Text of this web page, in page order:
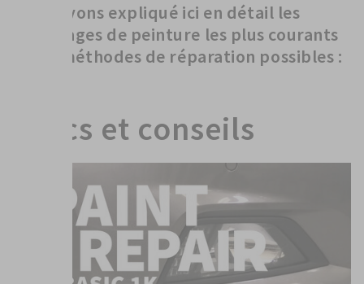
Nous avons expliqué ici en détail les
dommages de peinture les plus courants
et les méthodes de réparation possibles :
Trucs et conseils